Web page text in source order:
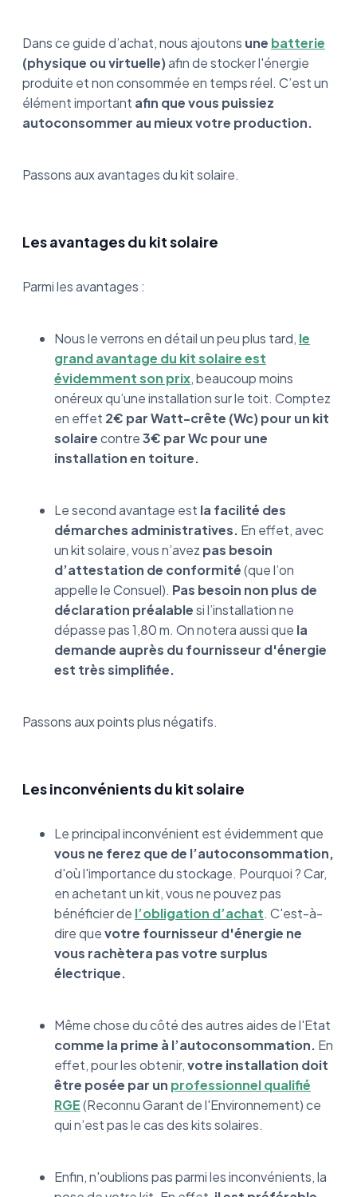
Dans ce guide d’achat, nous ajoutons une batterie
(physique ou virtuelle)afin de stocker l'énergie
produite et non consommée en temps réel. C’est un
élément important afin que vous puissiez
autoconsommer au mieux votre production.
Passons aux avantages du kit solaire.
Les avantages du kit solaire
Parmi les avantages :
Nous le verrons en détail un peu plus tard, le
grand avantage du kit solaire est
évidemment son prix, beaucoup moins
onéreux qu’une installation sur le toit. Comptez
en effet 2€ par Watt-crête (Wc) pour un kit
solairecontre3€ par Wc pour une
installation en toiture.
Le second avantage est la facilité des
démarches administratives. En effet, avec
un kit solaire, vous n’avez pas besoin
d’attestation de conformité(que l’on
appelle le Consuel). Pas besoin non plus de
déclaration préalablesi l’installation ne
dépasse pas 1,80 m. On notera aussi que la
demande auprès du fournisseur d'énergie
est très simplifiée.
Passons aux points plus négatifs.
Les inconvénients du kit solaire
Le principal inconvénient est évidemment que
vous ne ferez que de l’autoconsommation,
d'où l'importance du stockage. Pourquoi ? Car,
en achetant un kit, vous ne pouvez pas
bénéficier de l’obligation d’achat. C'est-à-
dire quevotre fournisseur d'énergie ne
vous rachètera pas votre surplus
électrique.
Même chose du côté des autres aides de l'Etat
comme la prime à l’autoconsommation. En
effet, pour les obtenir,votre installation doit
être posée par un professionnel qualifié
RGE(Reconnu Garant de l'Environnement) ce
qui n’est pas le cas des kits solaires.
Enfin, n'oublions pas parmi les inconvénients, la